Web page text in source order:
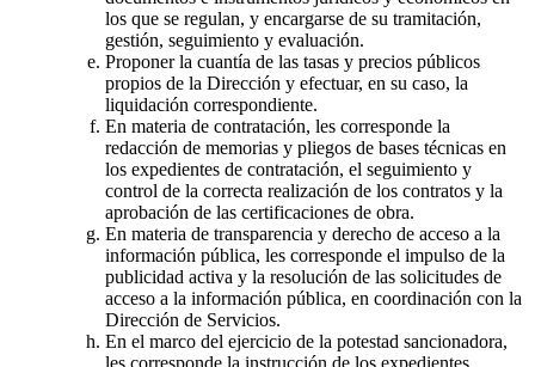
los que se regulan, y encargarse de su tramitación,
gestión, seguimiento y evaluación.
Proponer la cuantía de las tasas y precios públicos
propios de la Dirección y efectuar, en su caso, la
liquidación correspondiente.
En materia de contratación, les corresponde la
redacción de memorias y pliegos de bases técnicas en
los expedientes de contratación, el seguimiento y
control de la correcta realización de los contratos y la
aprobación de las certificaciones de obra.
En materia de transparencia y derecho de acceso a la
información pública, les corresponde el impulso de la
publicidad activa y la resolución de las solicitudes de
acceso a la información pública, en coordinación con la
Dirección de Servicios.
En el marco del ejercicio de la potestad sancionadora,
les corresponde la instrucción de los expedientes